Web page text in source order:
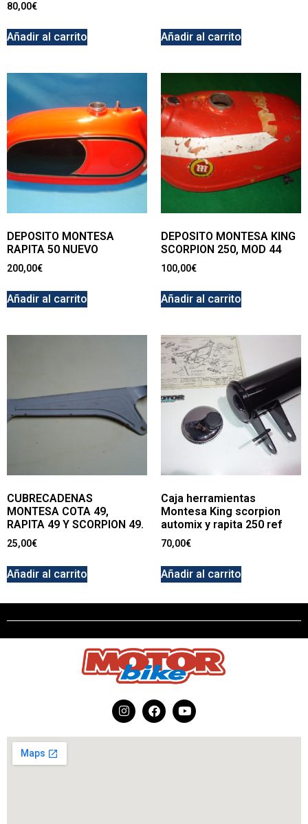
80,00€
Añadir al carrito Añadir al carrito
DEPOSITO MONTESA
RAPITA 50 NUEVO
200,00€
Añadir al carrito
DEPOSITO MONTESA KING
SCORPION 250, MOD 44
100,00€
Añadir al carrito
CUBRECADENAS
MONTESA COTA 49,
RAPITA 49 Y SCORPION 49.
25,00€
Añadir al carrito
Caja herramientas
Montesa King scorpion
automix y rapita 250 ref
70,00€
Añadir al carrito